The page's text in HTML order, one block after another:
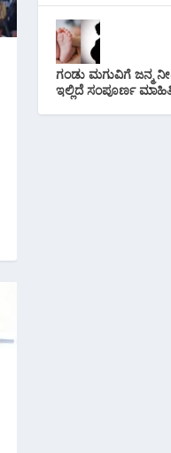
ಗಂಡು ಮಗುವಿಗೆ ಜನ್ಮ
ಇಲ್ಲಿದೆ ಸಂಪೂರ್ಣ